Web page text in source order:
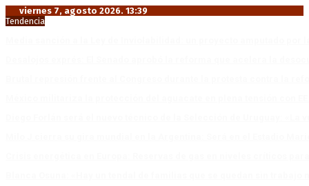
viernes 7, agosto 2026. 13:39
Tendencia